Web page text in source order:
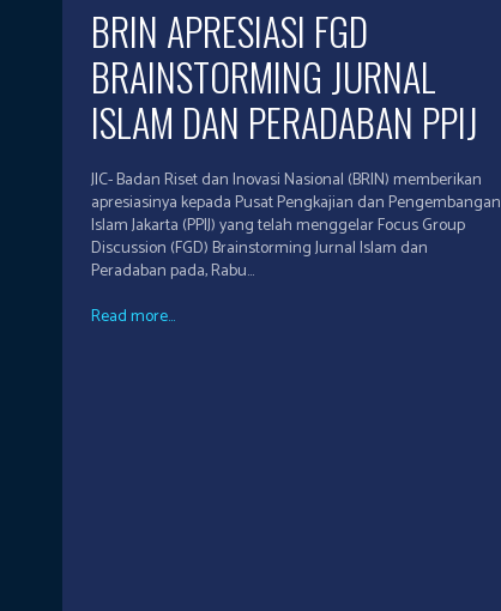
BRIN APRESIASI FGD
BRAINSTORMING JURNAL
ISLAM DAN PERADABAN PPIJ
JIC- Badan Riset dan Inovasi Nasional (BRIN) memberikan
apresiasinya kepada Pusat Pengkajian dan Pengembangan
Islam Jakarta (PPIJ) yang telah menggelar Focus Group
Discussion (FGD) Brainstorming Jurnal Islam dan
Peradaban pada, Rabu...
Read more...